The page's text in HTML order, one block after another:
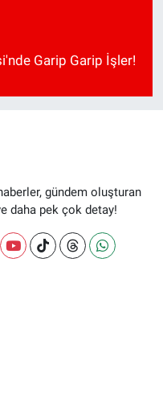
Garip Garip İşler!
gündem oluşturan
daha pek çok detay!